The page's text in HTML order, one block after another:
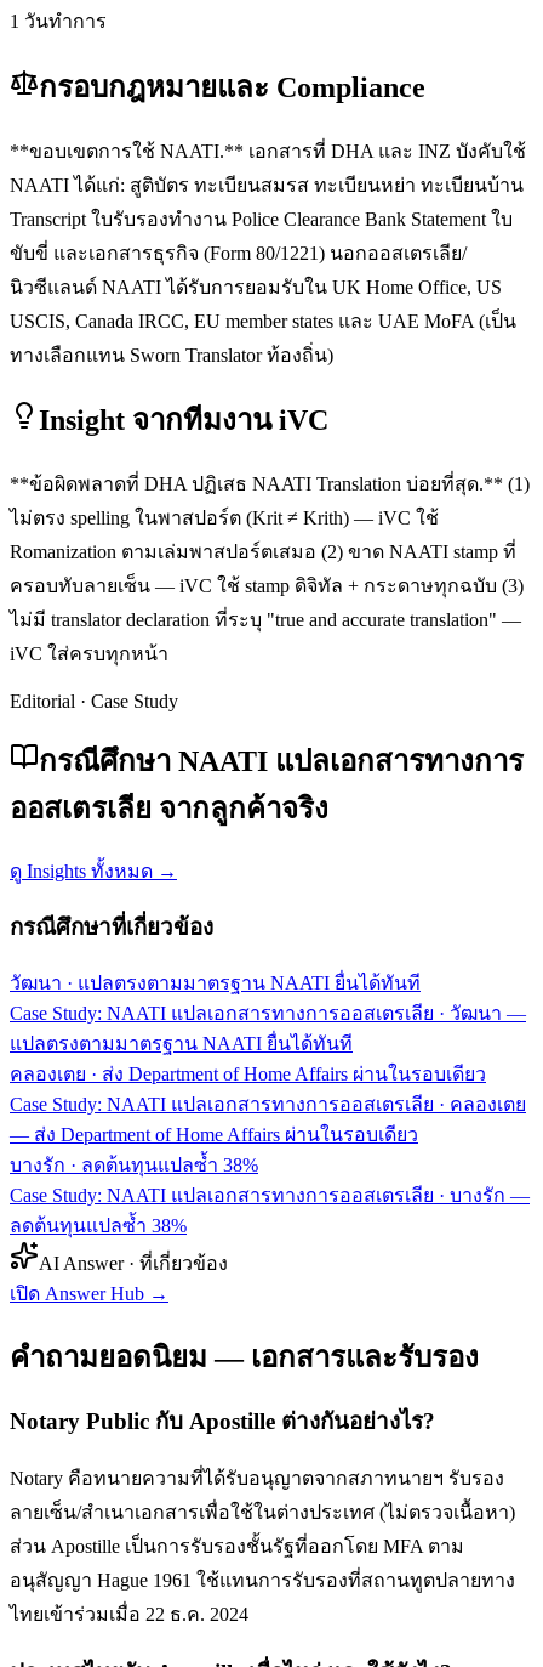
1 วันทำการ
กรอบกฎหมายและ Compliance
**ขอบเขตการใช้ NAATI.** เอกสารที่ DHA และ INZ บังคับใช้
NAATI ได้แก่: สูติบัตร ทะเบียนสมรส ทะเบียนหย่า ทะเบียนบ้าน
Transcript ใบรับรองทำงาน Police Clearance Bank Statement ใบ
ขับขี่ และเอกสารธุรกิจ (Form 80/1221) นอกออสเตรเลีย/
นิวซีแลนด์ NAATI ได้รับการยอมรับใน UK Home Office, US
USCIS, Canada IRCC, EU member states และ UAE MoFA (เป็น
ทางเลือกแทน Sworn Translator ท้องถิ่น)
Insight จากทีมงาน iVC
**ข้อผิดพลาดที่ DHA ปฏิเสธ NAATI Translation บ่อยที่สุด.** (1)
ไม่ตรง spelling ในพาสปอร์ต (Krit ≠ Krith) — iVC ใช้
Romanization ตามเล่มพาสปอร์ตเสมอ (2) ขาด NAATI stamp ที่
ครอบทับลายเซ็น — iVC ใช้ stamp ดิจิทัล + กระดาษทุกฉบับ (3)
ไม่มี translator declaration ที่ระบุ "true and accurate translation" —
iVC ใส่ครบทุกหน้า
Editorial · Case Study
กรณีศึกษา NAATI แปลเอกสารทางการ
ออสเตรเลีย จากลูกค้าจริง
ดู Insights ทั้งหมด →
กรณีศึกษาที่เกี่ยวข้อง
วัฒนา · แปลตรงตามมาตรฐาน NAATI ยื่นได้ทันที
Case Study: NAATI แปลเอกสารทางการออสเตรเลีย · วัฒนา —
แปลตรงตามมาตรฐาน NAATI ยื่นได้ทันที
คลองเตย · ส่ง Department of Home Affairs ผ่านในรอบเดียว
Case Study: NAATI แปลเอกสารทางการออสเตรเลีย · คลองเตย
— ส่ง Department of Home Affairs ผ่านในรอบเดียว
บางรัก · ลดต้นทุนแปลซ้ำ 38%
Case Study: NAATI แปลเอกสารทางการออสเตรเลีย · บางรัก —
ลดต้นทุนแปลซ้ำ 38%
AI Answer · ที่เกี่ยวข้อง
เปิด Answer Hub →
คำถามยอดนิยม — เอกสารและรับรอง
Notary Public กับ Apostille ต่างกันอย่างไร?
Notary คือทนายความที่ได้รับอนุญาตจากสภาทนายฯ รับรอง
ลายเซ็น/สำเนาเอกสารเพื่อใช้ในต่างประเทศ (ไม่ตรวจเนื้อหา)
ส่วน Apostille เป็นการรับรองชั้นรัฐที่ออกโดย MFA ตาม
อนุสัญญา Hague 1961 ใช้แทนการรับรองที่สถานทูตปลายทาง
ไทยเข้าร่วมเมื่อ 22 ธ.ค. 2024